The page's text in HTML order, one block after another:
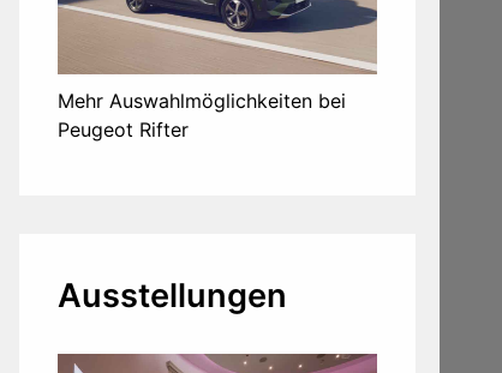
Mehr Auswahlmöglichkeiten bei
Peugeot Rifter
Ausstellungen